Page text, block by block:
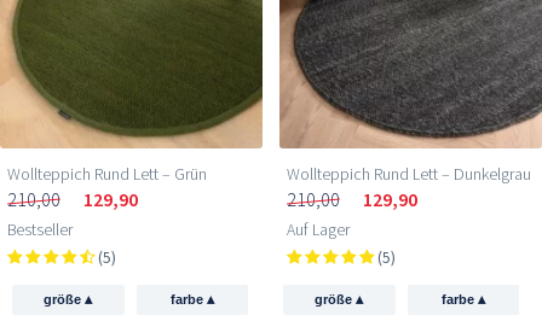
Wollteppich Rund Lett – Grün
210,00 129,90
Bestseller
(5)
größe▴ farbe ▴
Wollteppich Rund Lett – Dunkelgrau
210,00 129,90
Auf Lager
(5)
größe▴ farbe ▴